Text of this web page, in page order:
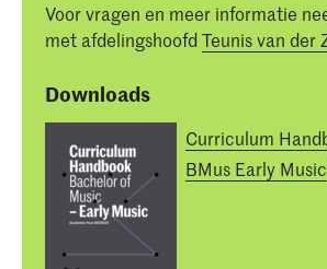
Voor vragen en meer informatie
met afdelingshoofdTeunis van der
Downloads
Curriculum
BMus Early Music